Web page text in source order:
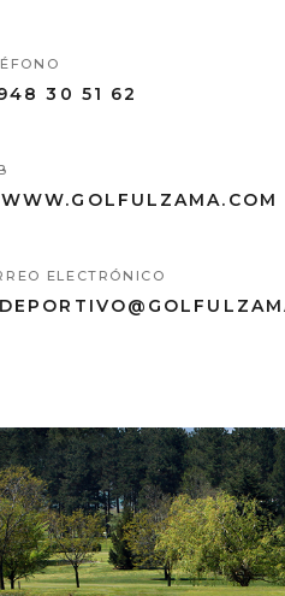
30 51 62
WWW.GOLFULZAMA.COM
ELECTRÓNICO